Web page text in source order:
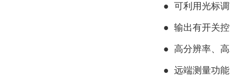
● 可利用光标
● 输出有开关
● 高分辨率、
● 远端测量功